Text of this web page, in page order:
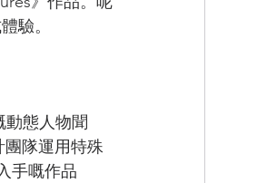
驗。
動態人物聞
隊運用特殊
手嘅作品